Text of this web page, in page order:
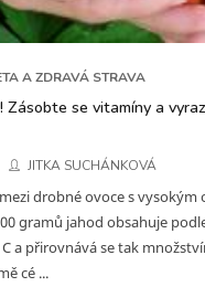
A ZDRAVÁ STRAVA
Zásobte se vitamíny a
JITKA SUCHÁNKOVÁ
drobné ovoce s vysokým
gramů jahod obsahuje
a přirovnává se tak
cé ...